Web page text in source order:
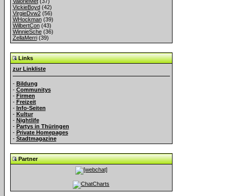
VickieBoyd(42)
VirgieDvw2(56)
WHockman(39)
WilbertCon(43)
WinnieSche(36)
ZellaMerri(39)
Links
zur Linkliste
- Bildung
- Communitys
- Firmen
- Freizeit
- Info-Seiten
- Kultur
- Nightlife
- Partys in Thüringen
- Private Homepages
- Stadtmagazine
Partner